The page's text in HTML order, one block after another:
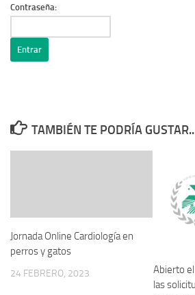
Contraseña:
TAMBIÉN TE PODRÍA
Jornada Online Cardiología en
perros y gatos
24 FEBRERO, 2023
Abierto
las